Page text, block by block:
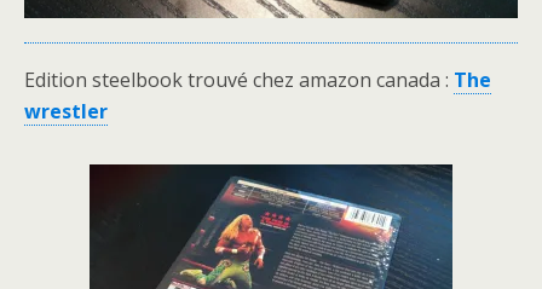
Edition steelbook trouvé chez amazon canada : The
wrestler